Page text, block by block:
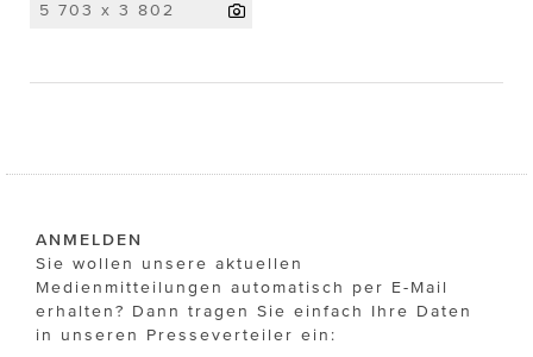
5 703 x 3 802
ANMELDEN
Sie wollen unsere aktuellen
Medienmitteilungen automatisch per E-Mail
erhalten? Dann tragen Sie einfach Ihre Daten
in unseren Presseverteiler ein: